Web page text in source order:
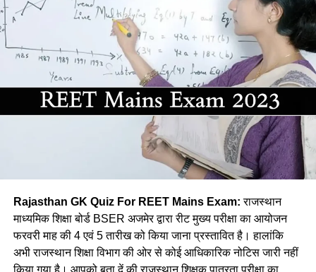
Ans :- (d)
Q. हम लोग भाषा व्यवहार को निरन्तर बनाए रख पाते है इसके लिए सबसे
महत्वपूर्ण है?
(a) भाषा का गतिशील होना
(b) भाषा का व्यवहारिक होना
Ans :- ©
Q. कौनसी विधि सबसे प्राथमिक भाषा उपागम
कहलाती है?
(b) कालबेलिया नृत्य
(c) भवाई नृत्य
(d) तेरहताली नृत्य
Ans:- (a)
Q. बम नृत्य किस जिले का प्रसिद्ध है?
(a) कोटा
(b) जयपुर
(c) भरतपुर
Rajasthan GK Quiz For REET Mains Exam: राजस्थान
माध्यमिक शिक्षा बोर्ड BSER अजमेर द्वारा रीट मुख्य परीक्षा का आयोजन
फरवरी माह की 4 एवं 5 तारीख को किया जाना प्रस्तावित है। हालांकि
अभी राजस्थान शिक्षा विभाग की ओर से कोई आधिकारिक नोटिस जारी नहीं